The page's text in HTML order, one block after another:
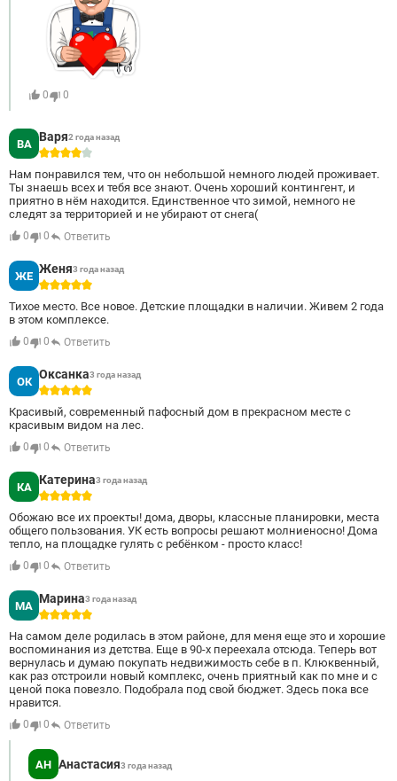
0 0
ВА
Варя2 года назад
4
Нам понравился тем, что он небольшой немного людей проживает.
Ты знаешь всех и тебя все знают. Очень хороший контингент, и
приятно в нём находится. Единственное что зимой, немного не
следят за территорией и не убирают от снега(
0 0 Ответить
ЖЕ
Женя3 года назад
5
Тихое место. Все новое. Детские площадки в наличии. Живем 2 года
в этом комплексе.
0 0 Ответить
ОК
Оксанка3 года назад
5
Красивый, современный пафосный дом в прекрасном месте с
красивым видом на лес.
0 0 Ответить
КА
Катерина3 года назад
5
Обожаю все их проекты! дома, дворы, классные планировки, места
общего пользования. УК есть вопросы решают молниеносно! Дома
тепло, на площадке гулять с ребёнком - просто класс!
0 0 Ответить
МА
Марина3 года назад
5
На самом деле родилась в этом районе, для меня еще это и хорошие
воспоминания из детства. Еще в 90-х переехала отсюда. Теперь вот
вернулась и думаю покупать недвижимость себе в п. Клюквенный,
как раз отстроили новый комплекс, очень приятный как по мне и с
ценой пока повезло. Подобрала под свой бюджет. Здесь пока все
нравится.
0 0 Ответить
АН Анастасия3 года назад